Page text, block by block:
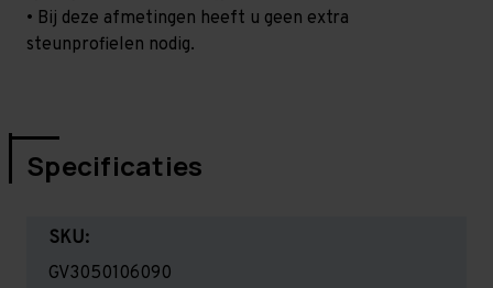
• Bij deze afmetingen heeft u geen extra
steunprofielen nodig.
Specificaties
SKU:
GV3050106090